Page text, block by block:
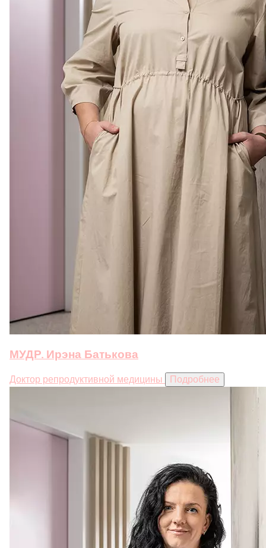
МУДР. Ирэна Батькова
Доктор репродуктивной медицины Подробнее